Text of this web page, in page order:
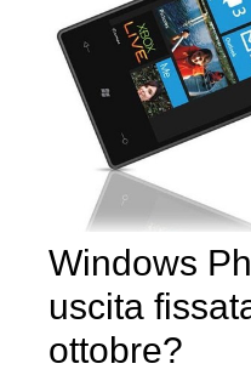
Windows
uscita
ottobre?